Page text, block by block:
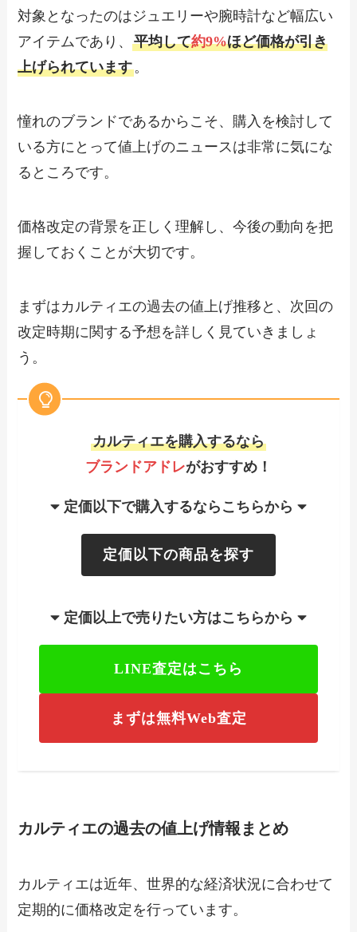
対象となったのはジュエリーや腕時計など幅広い
アイテムであり、平均して約9%ほど価格が引き
上げられています。
憧れのブランドであるからこそ、購入を検討して
いる方にとって値上げのニュースは非常に気にな
るところです。
価格改定の背景を正しく理解し、今後の動向を把
握しておくことが大切です。
まずはカルティエの過去の値上げ推移と、次回の
改定時期に関する予想を詳しく見ていきましょ
う。
カルティエを購入するなら
ブランドアドレがおすすめ！
定価以下で購入するならこちらから
定価以下の商品を探す
定価以上で売りたい方はこちらから
LINE査定はこちら
まずは無料Web査定
カルティエの過去の値上げ情報まとめ
カルティエは近年、世界的な経済状況に合わせて
定期的に価格改定を行っています。